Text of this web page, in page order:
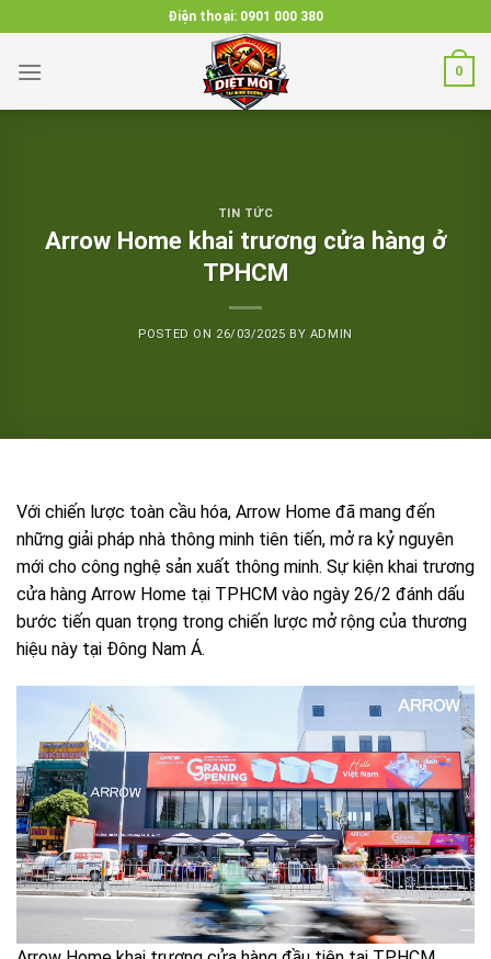
to
content
Điện thoại: 0901 000 380
0
TIN TỨC
Arrow Home khai trương cửa hàng ở
TPHCM
POSTED ON 26/03/2025 BY ADMIN
Với chiến lược toàn cầu hóa, Arrow Home đã mang đến
những giải pháp nhà thông minh tiên tiến, mở ra kỷ nguyên
mới cho công nghệ sản xuất thông minh. Sự kiện khai trương
cửa hàng Arrow Home tại TPHCM vào ngày 26/2 đánh dấu
bước tiến quan trọng trong chiến lược mở rộng của thương
hiệu này tại Đông Nam Á.